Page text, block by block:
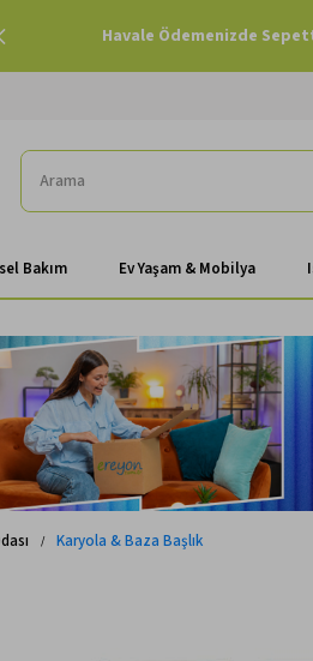
Havale Ödemenizde
Bakım Ev Yaşam & Mobilya
Karyola & Baza Başlık